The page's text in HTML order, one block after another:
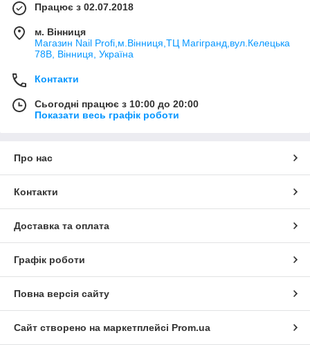
Працює з 02.07.2018
м. Вінниця
Магазин Nail Profi,м.Вінниця,ТЦ Магігранд,вул.Келецька
78В, Вінниця, Україна
Контакти
Сьогодні працює з 10:00 до 20:00
Показати весь графік роботи
Про нас
Контакти
Доставка та оплата
Графік роботи
Повна версія сайту
Сайт створено на маркетплейсі Prom.ua